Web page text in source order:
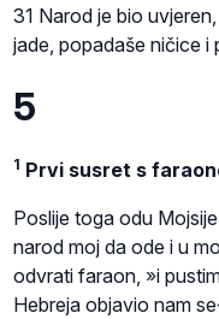
31 Narod je bio
jade, popadaše ničice i
5
1 Prvi susret s
Poslije toga odu
narod moj da ode i u
odvrati faraon, »i
Hebreja objavio nam